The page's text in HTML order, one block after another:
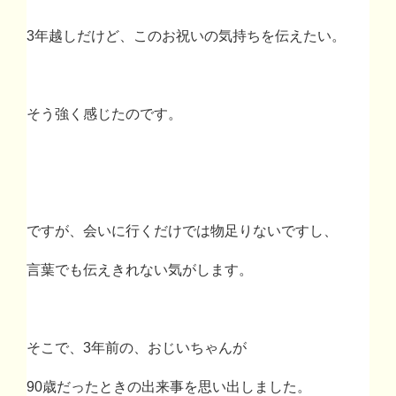
3年越しだけど、このお祝いの気持ちを伝えたい。
そう強く感じたのです。
ですが、会いに行くだけでは物足りないですし、
言葉でも伝えきれない気がします。
そこで、 3年前の、おじいちゃんが
90歳だったときの出来事を思い出しました。